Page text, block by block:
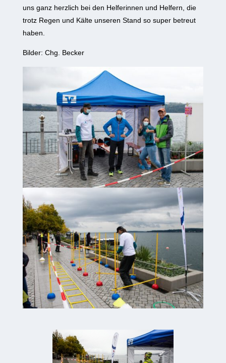
uns ganz herzlich bei den Helferinnen und Helfern, die
trotz Regen und Kälte unseren Stand so super betreut
haben.
Bilder: Chg. Becker